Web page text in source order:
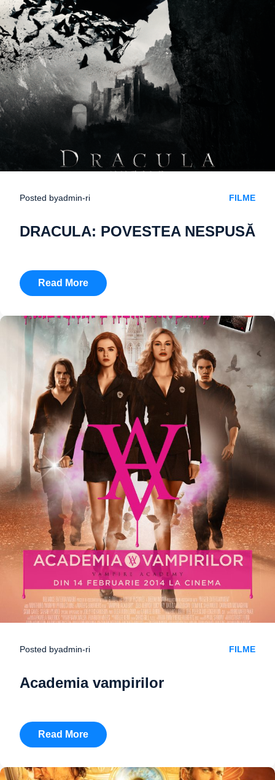
Posted byadmin-ri FILME
DRACULA: POVESTEA NESPUSĂ
Read More
Posted byadmin-ri FILME
Academia vampirilor
Read More